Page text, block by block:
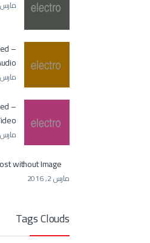
مارس 4, 2016
–
مارس 3, 2016
–
مارس 3, 2016
without Image
مارس 2, 2016
Tags Clouds